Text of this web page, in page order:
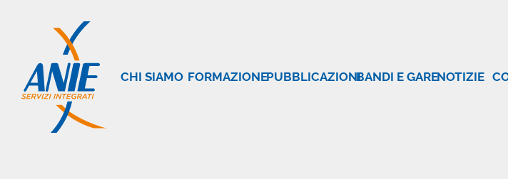
CHI SIAMO FORMAZIONEPUBBLICAZIONIBANDI E GARENOTIZIE